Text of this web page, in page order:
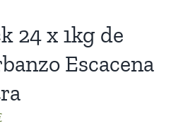
24 x 1kg de
Escacena